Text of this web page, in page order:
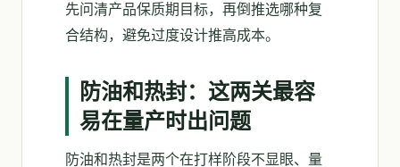
先问清产品保质期目标，再倒推选哪种复
合结构，避免过度设计推高成本。
防油和热封：这两关最容
易在量产时出问题
防油和热封是两个在打样阶段不显眼、量